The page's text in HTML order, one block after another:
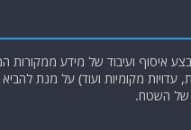
איסוף ועיבוד של מידע ממקורות
עדויות מקומיות ועוד) על מנת
של השטח.